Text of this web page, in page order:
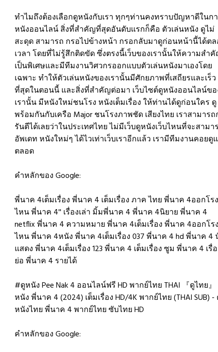
ทำไมถึงต้องเลือกดูหนังกับเรา ทุกๆท่านคงทราบปัญหาดีในก
หนังออนไลน์ สิ่งที่สำคัญที่สุดอันดับแรกก็คือ ตัวเล่นหนัง ดูไม่
สะดุด สามารถ กรอไปข้างหน้า กรอกลับมาดูก่อนหน้านี้ได้ต
เวลา โดยที่ไม่รู้สึกติดขัด ซึ่งตรงนี้เว็บของเรานั้นให้ความสำ
เป็นพิเศษและมีทีมงานวิศวกรออกแบบตัวเล่นหนังมาเองโดย
เฉพาะ ทำให้ตัวเล่นหนังของเรานั้นมีศักยภาพที่เสถียรและเร็ว
ที่สุดในตอนนี้ และสิ่งที่สำคัญต่อมา เว็บไซต์ดูหนังออนไลน์ข
เรานั้น มีหนังใหม่ชนโรง หนังเต็มเรื่อง ให้ท่านได้ดูก่อนใคร ดู
พร้อมกันกับเครือ Major ชนโรงภาพชัด เสียงไทย เราสามาร
รันตีได้เลยว่าในประเทศไทย ไม่มีเว็บดูหนังเว็บไหนที่จะสามา
อัพเดท หนังใหม่ๆ ได้ไวเท่าเว็บเราอีกแล้ว เรามีทีมงานคอยดู
ตลอด
คำหลักของ Google:
พี่นาค 4เต็มเรื่อง พี่นาค 4 เต็มเรื่อง ภาค ไทย พี่นาค 4ออกโร
ไหน พี่นาค 4'' เรื่องเล่า มิ้มพี่นาค 4 พี่นาค 4นิยาย พี่นาค 4
netflix พี่นาค 4 ความหมาย พี่นาค 4เต็มเรื่อง พี่นาค 4ออกโร
ไหน พี่นาค 4หนัง พี่นาค 4เต็มเรื่อง 037 พี่นาค 4 hd พี่นาค 4
แสดง พี่นาค 4เต็มเรื่อง 123 พี่นาค 4 เต็มเรื่อง ซูม พี่นาค 4 เรื่
ย่อ พี่นาค 4 รายได้
#ดูหนัง Pee Nak 4 ออนไลน์ฟรี HD พากย์ไทย THAI 『ดูไทย』
หนัง พี่นาค 4 (2024) เต็มเรื่อง HD/4K พากย์ไทย (THAI SUB) -
หนังไทย พี่นาค 4 พากย์ไทย ซับไทย HD
คำหลักของ Google: